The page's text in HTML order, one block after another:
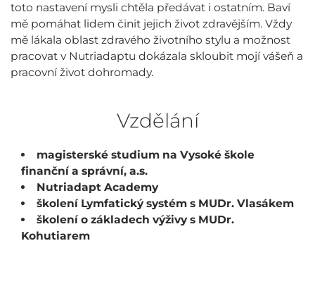
toto nastavení mysli chtěla předávat i ostatním. Baví
mě pomáhat lidem činit jejich život zdravějším. Vždy
mě lákala oblast zdravého životního stylu a možnost
pracovat v Nutriadaptu dokázala skloubit mojí vášeň a
pracovní život dohromady.
Vzdělání
magisterské studium na Vysoké škole
finanční a správní, a.s.
Nutriadapt Academy
školení Lymfatický systém s MUDr. Vlasákem
školení o základech výživy s MUDr.
Kohutiarem